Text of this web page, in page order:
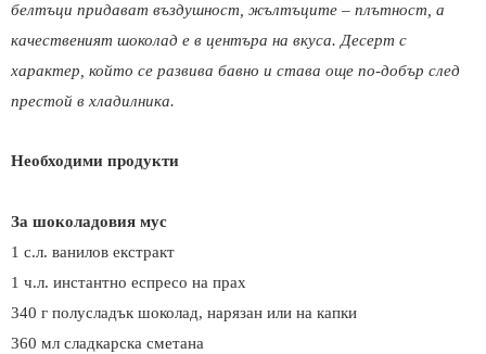
белтъци придават въздушност, жълтъците – плътност, а
качественият шоколад е в центъра на вкуса. Десерт с
характер, който се развива бавно и става още по-добър след
престой в хладилника.
Необходими продукти
За шоколадовия мус
1 с.л. ванилов екстракт
1 ч.л. инстантно еспресо на прах
340 г полусладък шоколад, нарязан или на капки
360 мл сладкарска сметана